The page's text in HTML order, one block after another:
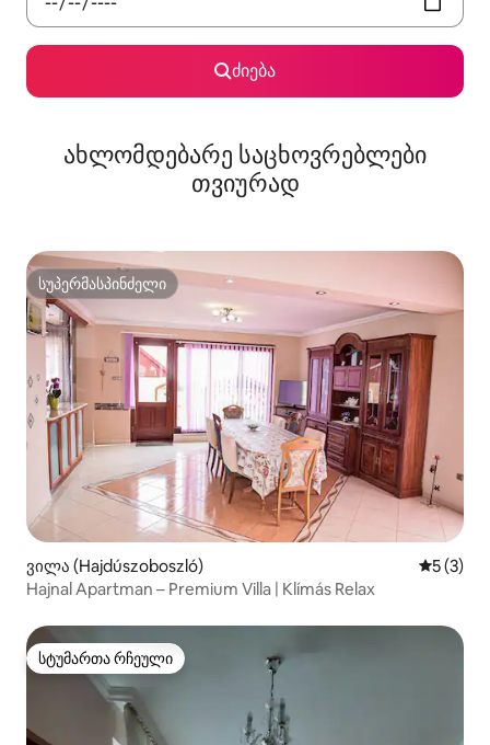
ძიება
ახლომდებარე საცხოვრებლები
თვიურად
სუპერმასპინძელი
სუპერმასპინძელი
ვილა (Hajdúszoboszló)
5 (3)
Hajnal Apartman – Premium Villa | Klímás Relax
სტუმართა რჩეული
სტუმართა რჩეული